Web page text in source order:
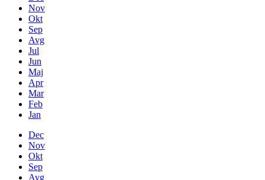
Nov
Okt
Sep
Avg
Jul
Jun
Maj
Apr
Mar
Feb
Jan
Dec
Nov
Okt
Sep
Avg